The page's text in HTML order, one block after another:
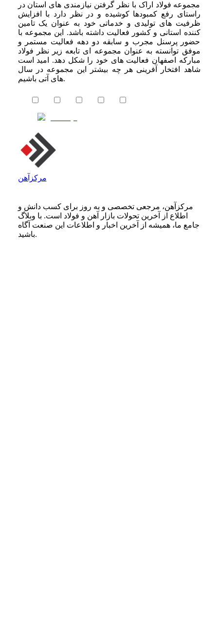
مجموعه فولاد اراک با نظر گرفتن نیازمندی های استان در
راستای رفع کمبودها کوشیده و در نظر دارد با افزایش
ظرفیت های تولیدی و خدماتی خود به عنوان یک تامین
کننده استانی و کشور فعالیت داشته باشد. این مجموعه با
حضور پرسنل مجرب و سابقه دو دهه فعالیت مستمر و
موفق توانسته به عنوان مجموعه ای تابعه زیر نظر فولاد
مبارکه اصفهان فعالیت های خود را شکل دهد. امید است
شاهد افتخار آفرینی هر چه بیشتر این مجموعه در سال
های آتی باشیم.
مرکزآهن
مرکزآهن، مرجعی تخصصی و به روز برای کسب دانش و
اطلاع از آخرین تحولات بازار آهن و فولاد است. با وبلاگ
جامع ما، همیشه از آخرین اخبار و اطلاعات این صنعت آگاه
باشید.